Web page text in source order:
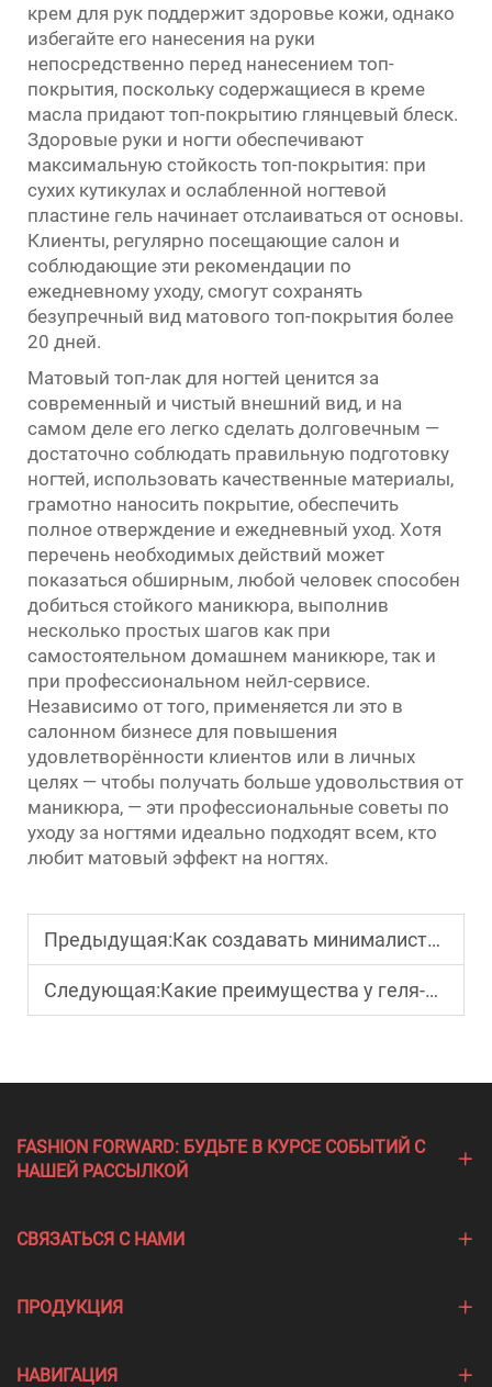
крем для рук поддержит здоровье кожи, однако
избегайте его нанесения на руки
непосредственно перед нанесением топ-
покрытия, поскольку содержащиеся в креме
масла придают топ-покрытию глянцевый блеск.
Здоровые руки и ногти обеспечивают
максимальную стойкость топ-покрытия: при
сухих кутикулах и ослабленной ногтевой
пластине гель начинает отслаиваться от основы.
Клиенты, регулярно посещающие салон и
соблюдающие эти рекомендации по
ежедневному уходу, смогут сохранять
безупречный вид матового топ-покрытия более
20 дней.
Матовый топ-лак для ногтей ценится за
современный и чистый внешний вид, и на
самом деле его легко сделать долговечным —
достаточно соблюдать правильную подготовку
ногтей, использовать качественные материалы,
грамотно наносить покрытие, обеспечить
полное отверждение и ежедневный уход. Хотя
перечень необходимых действий может
показаться обширным, любой человек способен
добиться стойкого маникюра, выполнив
несколько простых шагов как при
самостоятельном домашнем маникюре, так и
при профессиональном нейл-сервисе.
Независимо от того, применяется ли это в
салонном бизнесе для повышения
удовлетворённости клиентов или в личных
целях — чтобы получать больше удовольствия от
маникюра, — эти профессиональные советы по
уходу за ногтями идеально подходят всем, кто
любит матовый эффект на ногтях.
Предыдущая:Как создавать минималистичные дизайны ногтевого маникюра?
Следующая:Какие преимущества у геля-базы на резиновой основе по сравнению с традиционными базовыми покрытиями?
FASHION FORWARD: БУДЬТЕ В КУРСЕ СОБЫТИЙ С
НАШЕЙ РАССЫЛКОЙ
СВЯЗАТЬСЯ С НАМИ
ПРОДУКЦИЯ
НАВИГАЦИЯ